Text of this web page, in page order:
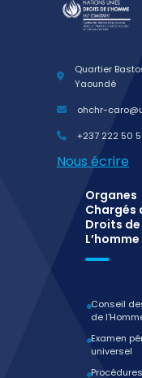
Quartier
Yaoundé
ohchr-
+237 222 50
Nous écrire
Organes
Chargés
Droits de
L’homme
Conseil
de
Examen
universel
Procédures